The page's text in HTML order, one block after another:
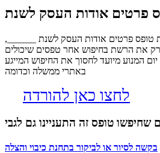
טופס פרטים אודות העסק לשנת ______,
את הרשת בחיפוש אחר טפסים שיכולים
המנוע מיועד לחסוך את החיפוש המייגע
באתרי ממשלה וכדומה
לחצו כאן להורדה
שחיפשו טופס זה התעניינו גם לגבי
בקשה לסיור או לביקור בתחנת כיבוי והצלה